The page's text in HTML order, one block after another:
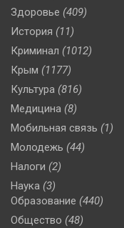
Здоровье (409)
История (11)
Криминал (1012)
Крым (1177)
Культура (816)
Медицина (8)
Мобильная связь (1)
Молодежь (44)
Налоги (2)
Наука (3)
Образование (440)
Общество (48)